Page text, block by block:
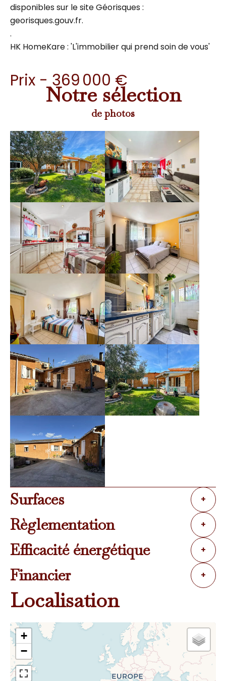
disponibles sur le site Géorisques :
georisques.gouv.fr.
.
HK HomeKare : 'L'immobilier qui prend soin de vous'
Prix - 369 000 €
Notre sélection
de photos
Surfaces +
Règlementation +
Efficacité énergétique +
Financier +
Localisation
+
−